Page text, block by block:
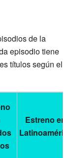
de la
episodio tiene
títulos según el
Estreno en